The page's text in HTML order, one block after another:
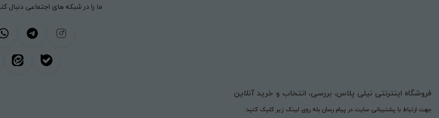
ما را در شبکه های اجتماعی دنبال
فروشگاه اینترنتی نیلی پلاس، بررسی، انتخاب و خرید آنلاین
جهت ارتباط با پشتیبانی سایت در پیام رسان بله روی لینک زیر کلیک کنید: